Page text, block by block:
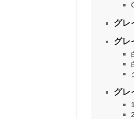
グレ
グレ
グレ